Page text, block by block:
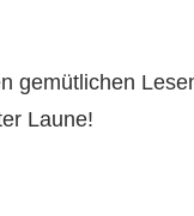
gemütlichen
Laune!